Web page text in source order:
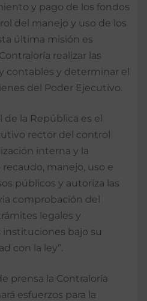
y pago de los fondos
del manejo y uso de los
última misión es
realizar las
contables y determinar el
del Poder Ejecutivo.
de la República es el
rector del control
interna y la
manejo, uso e
públicos y autoriza las
comprobación del
legales y
instituciones bajo su
con la ley”.
prensa la Contraloría
esfuerzos para la